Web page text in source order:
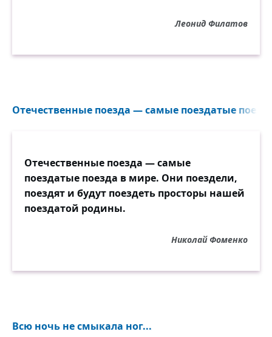
Леонид Филатов
Отечественные поезда — самые поездатые
Отечественные поезда — самые
поездатые поезда в мире. Они поездели,
поездят и будут поездеть просторы нашей
поездатой родины.
Николай Фоменко
Всю ночь не смыкала ног...